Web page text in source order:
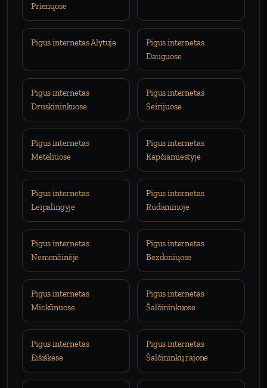
Prienųose
Pigus internetas Alytuje
Pigus internetas
Dauguose
Pigus internetas
Druskininkuose
Pigus internetas
Seirijuose
Pigus internetas
Meteliuose
Pigus internetas
Kapčiamiestyje
Pigus internetas
Leipalingyje
Pigus internetas
Rudaminoje
Pigus internetas
Nemenčinėje
Pigus internetas
Bezdoniųose
Pigus internetas
Mickūnuose
Pigus internetas
Šalčininkuose
Pigus internetas
Eišiškėse
Pigus internetas
Šalčininkų rajone